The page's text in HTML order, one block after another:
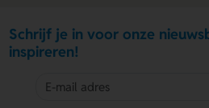
Schrijf je in voor onze
inspireren!